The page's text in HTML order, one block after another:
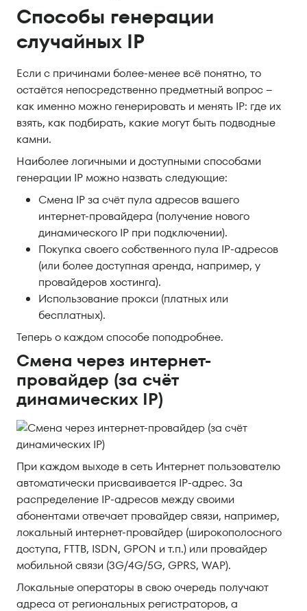
Способы генерации
случайных IP
Если с причинами более-менее всё понятно, то
остаётся непосредственно предметный вопрос –
как именно можно генерировать и менять IP: где их
взять, как подбирать, какие могут быть подводные
камни.
Наиболее логичными и доступными способами
генерации IP можно назвать следующие:
Смена IP за счёт пула адресов вашего
интернет-провайдера (получение нового
динамического IP при подключении).
Покупка своего собственного пула IP-адресов
(или более доступная аренда, например, у
провайдеров хостинга).
Использование прокси (платных или
бесплатных).
Теперь о каждом способе поподробнее.
Смена через интернет-
провайдер (за счёт
динамических IP)
При каждом выходе в сеть Интернет пользователю
автоматически присваивается IP-адрес. За
распределение IP-адресов между своими
абонентами отвечает провайдер связи, например,
локальный интернет-провайдер (широкополосного
доступа, FTTB, ISDN, GPON и т.п.) или провайдер
мобильной связи (3G/4G/5G, GPRS, WAP).
Локальные операторы в свою очередь получают
адреса от региональных регистраторов, а